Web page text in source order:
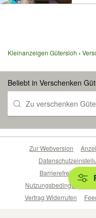
Kleinanzeigen Gütersloh
Beliebt in Verschenken
Zu verschenken
Zur Webversion
Nutzungsbedingungen
Vertrag Widerrufen